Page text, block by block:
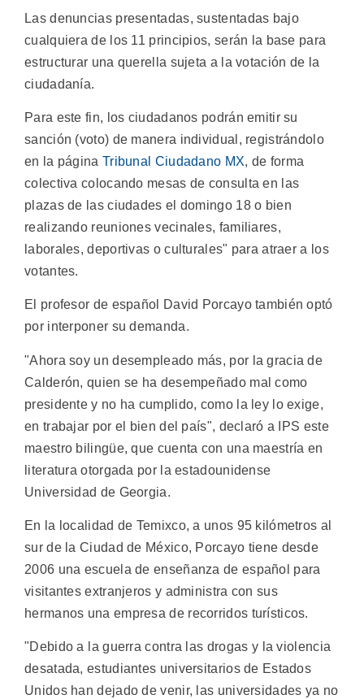
Las denuncias presentadas, sustentadas bajo
cualquiera de los 11 principios, serán la base para
estructurar una querella sujeta a la votación de la
ciudadanía.
Para este fin, los ciudadanos podrán emitir su
sanción (voto) de manera individual, registrándolo
en la página Tribunal Ciudadano MX, de forma
colectiva colocando mesas de consulta en las
plazas de las ciudades el domingo 18 o bien
realizando reuniones vecinales, familiares,
laborales, deportivas o culturales" para atraer a los
votantes.
El profesor de español David Porcayo también optó
por interponer su demanda.
"Ahora soy un desempleado más, por la gracia de
Calderón, quien se ha desempeñado mal como
presidente y no ha cumplido, como la ley lo exige,
en trabajar por el bien del país", declaró a IPS este
maestro bilingüe, que cuenta con una maestría en
literatura otorgada por la estadounidense
Universidad de Georgia.
En la localidad de Temixco, a unos 95 kilómetros al
sur de la Ciudad de México, Porcayo tiene desde
2006 una escuela de enseñanza de español para
visitantes extranjeros y administra con sus
hermanos una empresa de recorridos turísticos.
"Debido a la guerra contra las drogas y la violencia
desatada, estudiantes universitarios de Estados
Unidos han dejado de venir, las universidades ya no